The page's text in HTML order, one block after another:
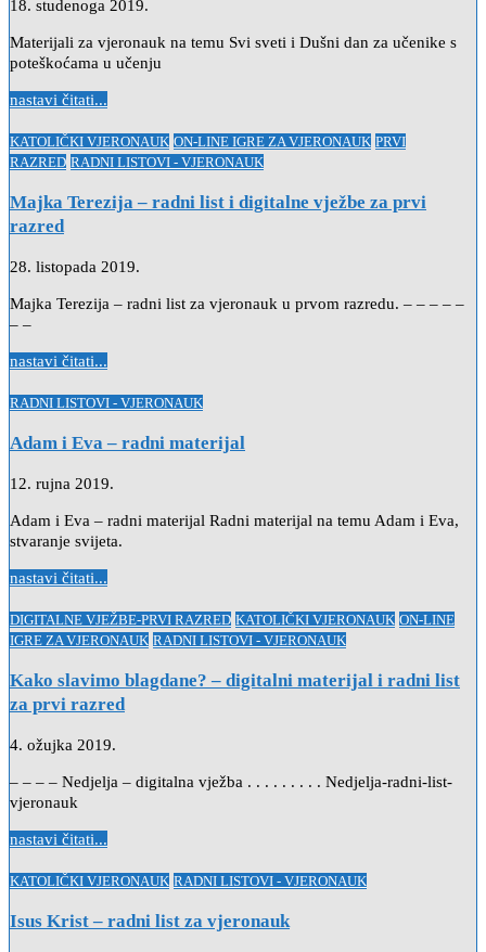
18. studenoga 2019.
Materijali za vjeronauk na temu Svi sveti i Dušni dan za učenike s
poteškoćama u učenju
nastavi čitati...
Posted
in
KATOLIČKI VJERONAUK ON-LINE IGRE ZA VJERONAUK PRVI
RAZRED RADNI LISTOVI - VJERONAUK
Majka Terezija – radni list i digitalne vježbe za prvi
razred
28. listopada 2019.
Majka Terezija – radni list za vjeronauk u prvom razredu. – – – – –
– –
nastavi čitati...
Posted
RADNI LISTOVI - VJERONAUK
Adam i Eva – radni materijal
12. rujna 2019.
Adam i Eva – radni materijal Radni materijal na temu Adam i Eva,
stvaranje svijeta.
nastavi čitati...
Posted
in
DIGITALNE VJEŽBE-PRVI RAZRED KATOLIČKI VJERONAUK ON-LINE
IGRE ZA VJERONAUK RADNI LISTOVI - VJERONAUK
Kako slavimo blagdane? – digitalni materijal i radni list
za prvi razred
4. ožujka 2019.
– – – – Nedjelja – digitalna vježba . . . . . . . . . Nedjelja-radni-list-
vjeronauk
nastavi čitati...
Posted
KATOLIČKI VJERONAUK RADNI LISTOVI - VJERONAUK
Isus Krist – radni list za vjeronauk